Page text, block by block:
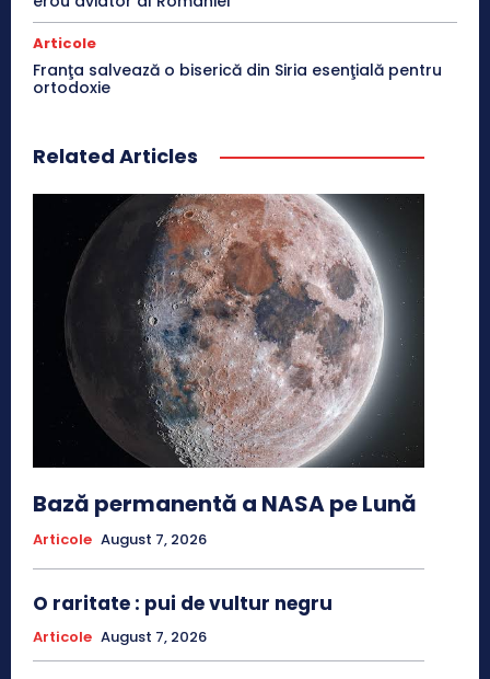
Articole
Franţa salvează o biserică din Siria esenţială pentru
ortodoxie
Related Articles
Bază permanentă a NASA pe Lună
Articole August 7, 2026
O raritate : pui de vultur negru
Articole August 7, 2026